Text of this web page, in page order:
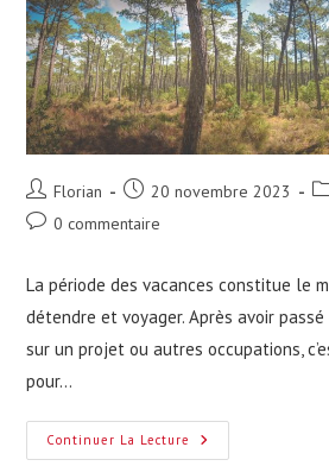
Auteur/autrice
de
Florian
Publication
publiée :
20 novembre 2023
Commentaires
publication :
0 commentaire
La période des vacances constitue le
détendre et voyager. Après avoir
sur un projet ou autres occupations,
pour…
Continuer La Lecture
Bonnes